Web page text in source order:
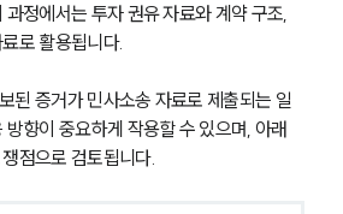
정에서는 투자 권유 자료와 계약 구조,
로 활용됩니다.
된 증거가 민사소송 자료로 제출되는 일
향이 중요하게 작용할 수 있으며, 아래
점으로 검토됩니다.